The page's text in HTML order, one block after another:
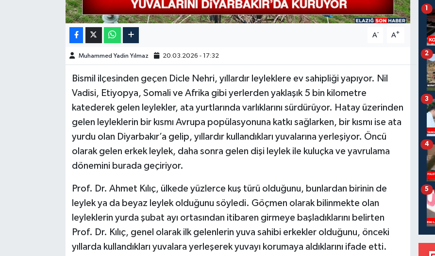
A- A+
Muhammed Yadin Yılmaz 20.03.2026 - 17:32
Bismil ilçesinden geçen Dicle Nehri, yıllardır leyleklere ev sahipliği yapıyor. Nil
Vadisi, Etiyopya, Somali ve Afrika gibi yerlerden yaklaşık 5 bin kilometre
katederek gelen leylekler, ata yurtlarında varlıklarını sürdürüyor. Hatay üzerinden
gelen leyleklerin bir kısmı Avrupa popülasyonuna katkı sağlarken, bir kısmı ise ata
yurdu olan Diyarbakır’a gelip, yıllardır kullandıkları yuvalarına yerleşiyor. Öncü
olarak gelen erkek leylek, daha sonra gelen dişi leylek ile kuluçka ve yavrulama
dönemini burada geçiriyor.
Prof. Dr. Ahmet Kılıç, ülkede yüzlerce kuş türü olduğunu, bunlardan birinin de
leylek ya da beyaz leylek olduğunu söyledi. Göçmen olarak bilinmekte olan
leyleklerin yurda şubat ayı ortasından itibaren girmeye başladıklarını belirten
Prof. Dr. Kılıç, genel olarak ilk gelenlerin yuva sahibi erkekler olduğunu, önceki
yıllarda kullandıkları yuvalara yerleşerek yuvayı korumaya aldıklarını ifade etti.
1
2
3
4
5